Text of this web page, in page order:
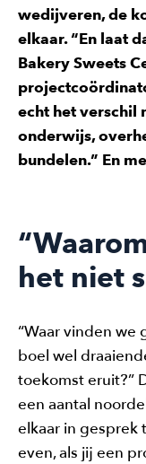
wedijveren, de
elkaar. “En laat
Bakery Sweets
echt het verschil
onderwijs,
bundelen.” En
het niet
“Waar vinden we
boel wel
toekomst eruit?”
een aantal
elkaar in gesprek
even, als jij een